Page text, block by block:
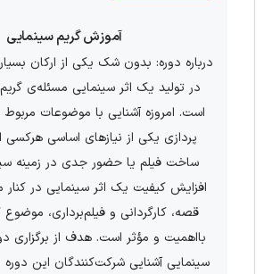
آموزش گریم سینمایی
درباره دوره: بدون شک یکی از ارکان
در تولید یک اثر سینمایی مسئله‌ی
است. امروزه آشنایی با موضوعات مربوط
پردازی یکی از نیازهای اساسی
ساخت فیلم یا حضور جدی در زمینه
افزایش کیفیت یک اثر سینمایی در
قصه، کارگردانی و فیلم­‌برداری، موضوع
بااهمیت و مؤثر است. هدف از برگزاری
سینمایی آشنایی شرکت‌کنندگان این